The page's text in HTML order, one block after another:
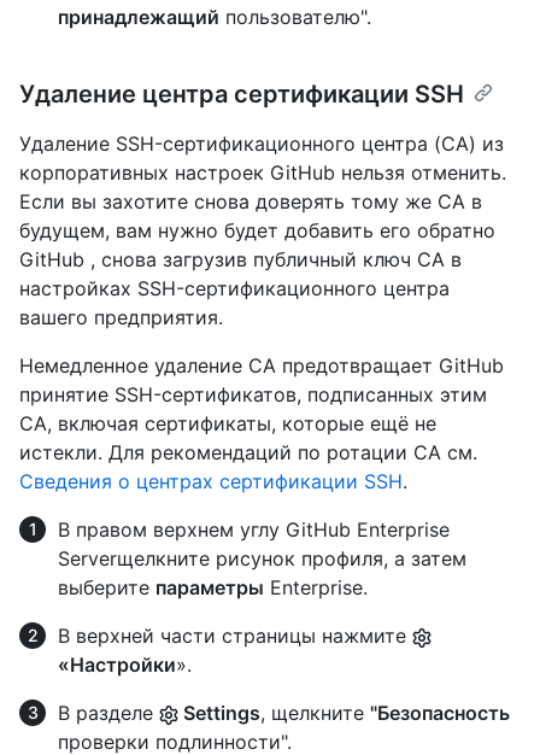
принадлежащий пользователю".
Удаление центра сертификации SSH
Удаление SSH-сертификационного центра (CA) из
корпоративных настроек GitHub нельзя отменить.
Если вы захотите снова доверять тому же CA в
будущем, вам нужно будет добавить его обратно
GitHub , снова загрузив публичный ключ CA в
настройках SSH-сертификационного центра
вашего предприятия.
Немедленное удаление CA предотвращает GitHub
принятие SSH-сертификатов, подписанных этим
CA, включая сертификаты, которые ещё не
истекли. Для рекомендаций по ротации CA см.
Сведения о центрах сертификации SSH.
В правом верхнем углу GitHub Enterprise
Serverщелкните рисунок профиля, а затем
выберите параметры Enterprise.
В верхней части страницы нажмите
«Настройки».
В разделе
Settings, щелкните "Безопасность
проверки подлинности".